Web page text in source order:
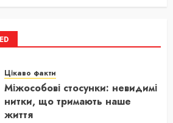
Цікаво факти
Міжособові стосунки: невидимі
нитки, що тримають наше
життя